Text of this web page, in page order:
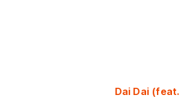
Dai Dai